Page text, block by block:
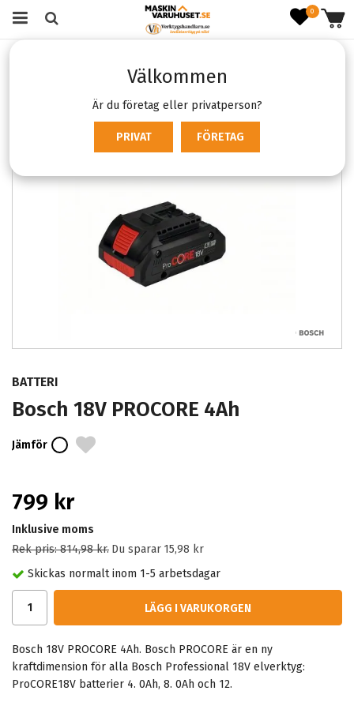
0
Välkommen
Är du företag eller privatperson?
PRIVAT FÖRETAG
Bosch 18V PROCORE 4Ah
BATTERI
Bosch 18V PROCORE 4Ah
Jämför
799 kr
Inklusive moms
Rek pris:814,98 kr. Du sparar 15,98 kr
Skickas normalt inom 1-5 arbetsdagar
LÄGG I VARUKORGEN
Bosch 18V PROCORE 4Ah. Bosch PROCORE är en ny
kraftdimension för alla Bosch Professional 18V elverktyg:
ProCORE18V batterier 4. 0Ah, 8. 0Ah och 12.